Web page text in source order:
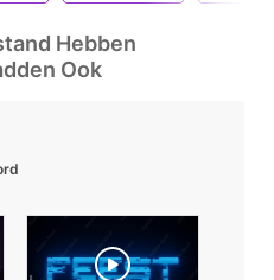
Hebben
Ook